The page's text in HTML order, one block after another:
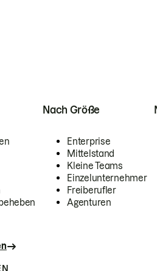
Nach Größe
Enterprise
Mittelstand
Kleine Teams
Einzelunternehmer
Freiberufler
Agenturen